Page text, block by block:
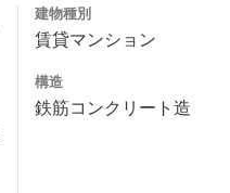
建物種別
賃貸マンション
構造
鉄筋コンクリート造